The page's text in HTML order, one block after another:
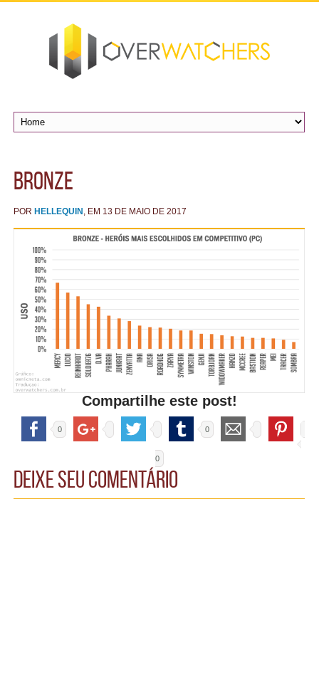
bronze
POR HELLEQUIN , EM 13 DE MAIO DE 2017
Compartilhe este post!
0 0
0
Deixe seu comentário